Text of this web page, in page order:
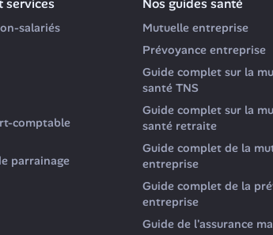
services
salariés
comptable
parrainage
Nos guides santé
Mutuelle entreprise
Prévoyance entreprise
Guide complet sur la
santé TNS
Guide complet sur la
santé retraite
Guide complet de la
entreprise
Guide complet de la
entreprise
Guide de l'assurance